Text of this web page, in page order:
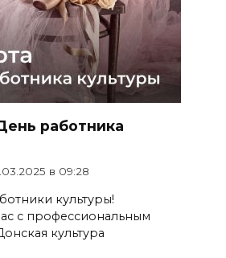
работника
в 09:28
культуры!
с профессиональным
культура